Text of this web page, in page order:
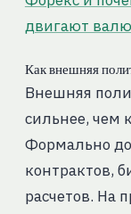
двигают
Как внешняя
Внешняя
сильнее, чем
Формально
контрактов,
расчетов. На